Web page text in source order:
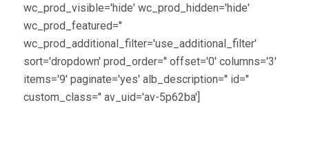
wc_prod_visible='hide' wc_prod_hidden='hide'
wc_prod_featured=''
wc_prod_additional_filter='use_additional_filter'
sort='dropdown' prod_order='' offset='0' columns='3'
items='9' paginate='yes' alb_description='' id=''
custom_class='' av_uid='av-5p62ba']